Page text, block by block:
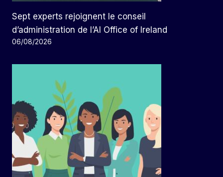
Sept experts rejoignent le conseil
d’administration de l’AI Office of Ireland
06/08/2026